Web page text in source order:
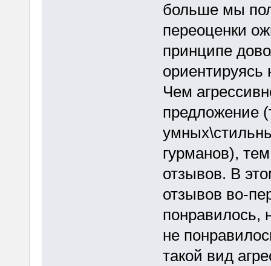
больше мы
переоценки
принципе
ориентируясь
Чем
предложение
гурманов),
отзывов. В
отзывов во-
понравилось,
не
такой вид